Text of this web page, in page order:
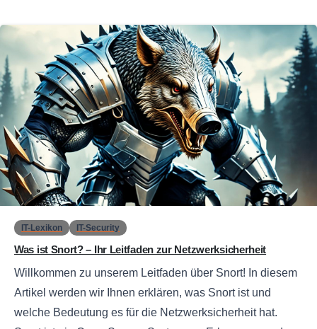
IT-Lexikon IT-Security
Was ist Snort? – Ihr Leitfaden zur Netzwerksicherheit
Willkommen zu unserem Leitfaden über Snort! In diesem
Artikel werden wir Ihnen erklären, was Snort ist und
welche Bedeutung es für die Netzwerksicherheit hat.